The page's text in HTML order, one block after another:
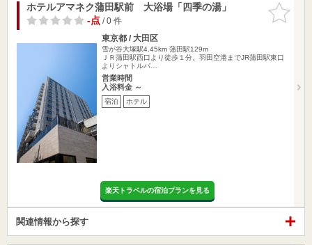
お気に入
りに追加
ホテルアマネク蒲田駅前 大浴場「四季の湯」
-点/ 0 件
東京都 / 大田区
雪が谷大塚駅4.45km 蒲田駅129m
ＪＲ蒲田駅西口より徒歩１分。羽田空港までJR蒲田駅東口
よりシャトルバ…
営業時間
入浴料金 ～
宿泊 ホテル
楽天トラベルの宿泊プランを見る
関連情報から探す